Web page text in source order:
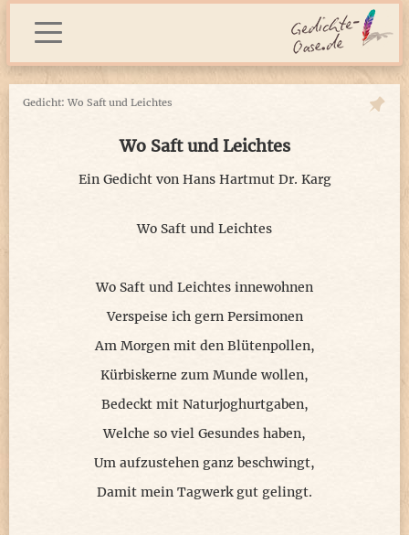
Gedicht: Wo Saft und Leichtes
Wo Saft und Leichtes
Ein Gedicht von Hans Hartmut Dr. Karg
Wo Saft und Leichtes
Wo Saft und Leichtes innewohnen
Verspeise ich gern Persimonen
Am Morgen mit den Blütenpollen,
Kürbiskerne zum Munde wollen,
Bedeckt mit Naturjoghurtgaben,
Welche so viel Gesundes haben,
Um aufzustehen ganz beschwingt,
Damit mein Tagwerk gut gelingt.